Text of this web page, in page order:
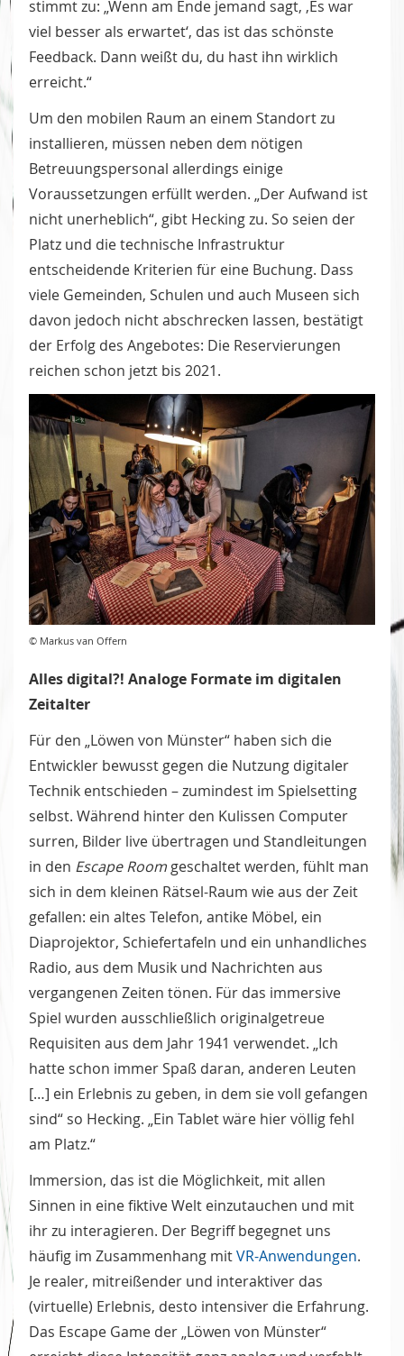
stimmt zu: „Wenn am Ende jemand sagt, ‚Es war
viel besser als erwartet‘, das ist das schönste
Feedback. Dann weißt du, du hast ihn wirklich
erreicht.“
Um den mobilen Raum an einem Standort zu
installieren, müssen neben dem nötigen
Betreuungspersonal allerdings einige
Voraussetzungen erfüllt werden. „Der Aufwand ist
nicht unerheblich“, gibt Hecking zu. So seien der
Platz und die technische Infrastruktur
entscheidende Kriterien für eine Buchung. Dass
viele Gemeinden, Schulen und auch Museen sich
davon jedoch nicht abschrecken lassen, bestätigt
der Erfolg des Angebotes: Die Reservierungen
reichen schon jetzt bis 2021.
© Markus van Offern
Alles digital?! Analoge Formate im digitalen
Zeitalter
Für den „Löwen von Münster“ haben sich die
Entwickler bewusst gegen die Nutzung digitaler
Technik entschieden – zumindest im Spielsetting
selbst. Während hinter den Kulissen Computer
surren, Bilder live übertragen und Standleitungen
in den Escape Room geschaltet werden, fühlt man
sich in dem kleinen Rätsel-Raum wie aus der Zeit
gefallen: ein altes Telefon, antike Möbel, ein
Diaprojektor, Schiefertafeln und ein unhandliches
Radio, aus dem Musik und Nachrichten aus
vergangenen Zeiten tönen. Für das immersive
Spiel wurden ausschließlich originalgetreue
Requisiten aus dem Jahr 1941 verwendet. „Ich
hatte schon immer Spaß daran, anderen Leuten
[…] ein Erlebnis zu geben, in dem sie voll gefangen
sind“ so Hecking. „Ein Tablet wäre hier völlig fehl
am Platz.“
Immersion, das ist die Möglichkeit, mit allen
Sinnen in eine fiktive Welt einzutauchen und mit
ihr zu interagieren. Der Begriff begegnet uns
häufig im Zusammenhang mitVR-Anwendungen.
Je realer, mitreißender und interaktiver das
(virtuelle) Erlebnis, desto intensiver die Erfahrung.
Das Escape Game der „Löwen von Münster“